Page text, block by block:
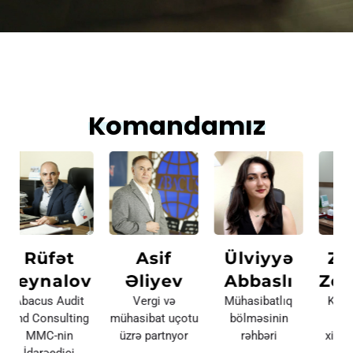
Komandamız
Asif
Əliyev
Vergi və
mühasibat uçotu
üzrə partnyor
Ülviyyə
Abbaslı
Mühasibatlıq
bölməsinin
rəhbəri
Zemfira
Zeynalova
Kadr uçotu ve
miqrasiya
xidmətləri üzrə